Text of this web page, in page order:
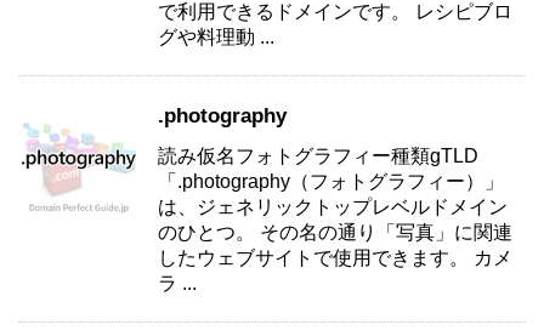
で利用できるドメインです。 レシピブロ
グや料理動 ...
.photography
読み仮名フォトグラフィー種類gTLD
「.photography（フォトグラフィー）」
は、ジェネリックトップレベルドメイン
のひとつ。 その名の通り「写真」に関連
したウェブサイトで使用できます。 カメ
ラ ...